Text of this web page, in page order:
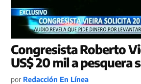
Congresista Roberto
US$ 20 mil a pesquera
por Redacción En Línea